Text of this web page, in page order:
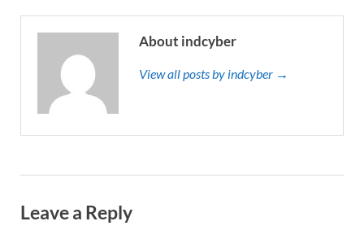
About indcyber
View all posts by indcyber →
Leave a Reply